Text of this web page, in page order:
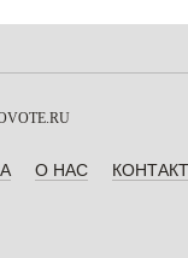
О НАС